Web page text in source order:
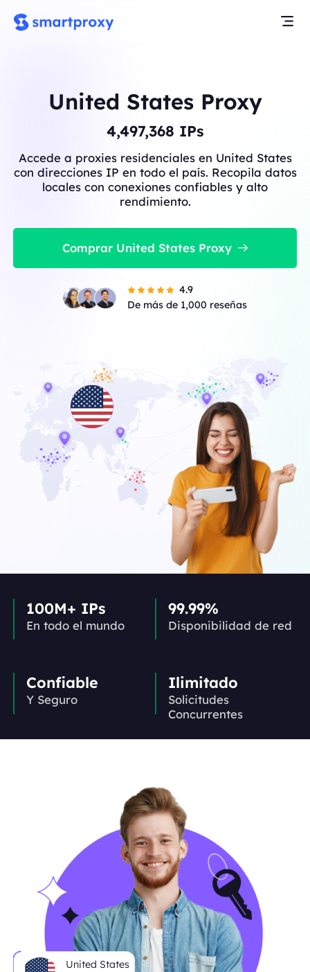
United States Proxy
4,497,368 IPs
Accede a proxies residenciales en United States
con direcciones IP en todo el país. Recopila datos
locales con conexiones confiables y alto
rendimiento.
Comprar United States Proxy
4.9
De más de 1,000 reseñas
100M+ IPs
En todo el mundo
99.99%
Disponibilidad de red
Confiable
Y Seguro
Ilimitado
Solicitudes
Concurrentes
United States